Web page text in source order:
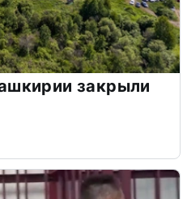
закрыли